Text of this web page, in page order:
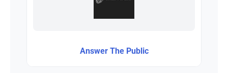
Answer The Public